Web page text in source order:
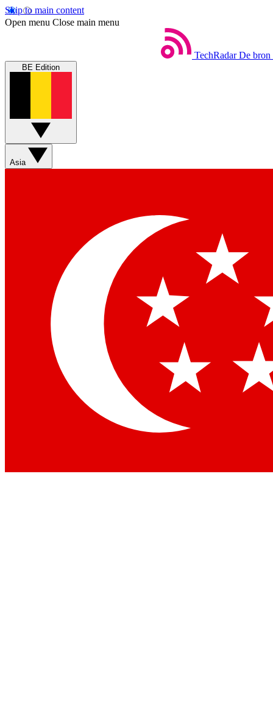
Skip to main content
Open menu Close main menu
TechRadar De bron
BE Edition
Asia